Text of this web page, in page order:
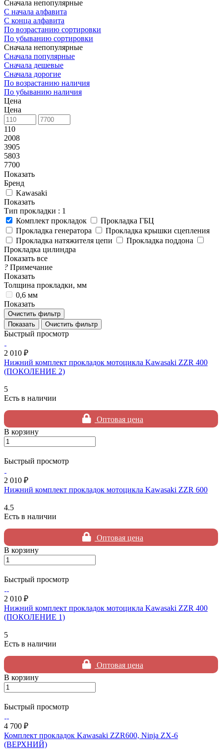
Сначала непопулярные
С начала алфавита
С конца алфавита
По возрастанию сортировки
По убыванию сортировки
Сначала непопулярные
Сначала популярные
Сначала дешевые
Сначала дорогие
По возрастанию наличия
По убыванию наличия
Цена
Цена
110
2008
3905
5803
7700
Показать
Бренд
Kawasaki
Показать
Тип прокладки : 1
Комплект прокладок
Прокладка ГБЦ
Прокладка генератора
Прокладка крышки сцепления
Прокладка натяжителя цепи
Прокладка поддона
Прокладка цилиндра
Показать все
? Примечание
Показать
Толщина прокладки, мм
0,6 мм
Показать
Очистить фильтр
Очистить фильтр
Быстрый просмотр
2 010 ₽
Нижний комплект прокладок мотоцикла Kawasaki ZZR 400
(ПОКОЛЕНИЕ 2)
5
Есть в наличии
Оптовая цена
В корзину
Быстрый просмотр
2 010 ₽
Нижний комплект прокладок мотоцикла Kawasaki ZZR 600
4.5
Есть в наличии
Оптовая цена
В корзину
Быстрый просмотр
2 010 ₽
Нижний комплект прокладок мотоцикла Kawasaki ZZR 400
(ПОКОЛЕНИЕ 1)
5
Есть в наличии
Оптовая цена
В корзину
Быстрый просмотр
4 700 ₽
Комплект прокладок Kawasaki ZZR600, Ninja ZX-6
(ВЕРХНИЙ)